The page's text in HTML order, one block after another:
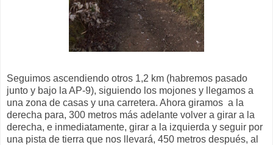
Seguimos ascendiendo otros 1,2 km (habremos pasado
junto y bajo la AP-9), siguiendo los mojones y llegamos a
una zona de casas y una carretera. Ahora giramos a la
derecha para, 300 metros más adelante volver a girar a la
derecha, e inmediatamente, girar a la izquierda y seguir por
una pista de tierra que nos llevará, 450 metros después, al